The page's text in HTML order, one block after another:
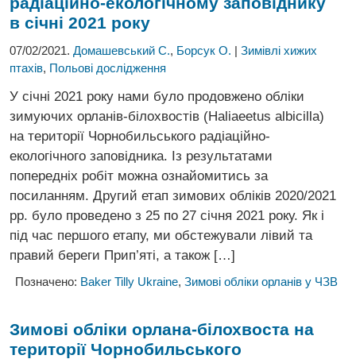
в січні 2021 року
07/02/2021. Домашевський С., Борсук О. | Зимівлі хижих
птахів, Польові дослідження
У січні 2021 року нами було продовжено обліки
зимуючих орланів-білохвостів (Haliaeetus albicilla)
на території Чорнобильського радіаційно-
екологічного заповідника. Із результатами
попередніх робіт можна ознайомитись за
посиланням. Другий етап зимових обліків 2020/2021
рр. було проведено з 25 по 27 січня 2021 року. Як і
під час першого етапу, ми обстежували лівий та
правий береги Прип’яті, а також […]
Позначено: Baker Tilly Ukraine,Зимові обліки орланів у ЧЗВ
Зимові обліки орлана-білохвоста на
території Чорнобильського